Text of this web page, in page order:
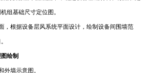
组基础尺寸定位图。
，根据设备层风系统平面设计，绘制设备间围墙范
绘制
外墙示意图。